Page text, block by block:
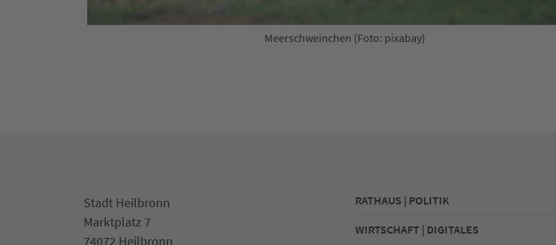
Meerschweinchen (Foto: pixabay)
Stadt Heilbronn
Marktplatz 7
74072 Heilbronn
RATHAUS | POLITIK
WIRTSCHAFT | DIGITALES